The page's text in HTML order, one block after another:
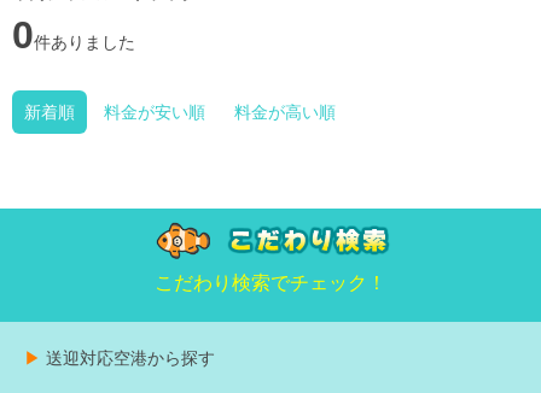
0件ありました
新着順 料金が安い順 料金が高い順
こだわり検索でチェック！
▶ 送迎対応空港から探す